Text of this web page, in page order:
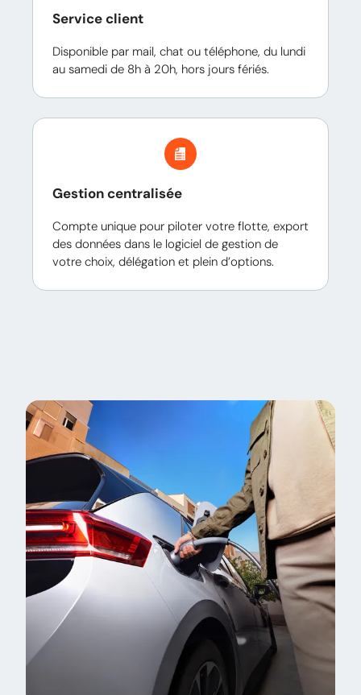
Service client
Disponible par mail, chat ou téléphone, du lundi
au samedi de 8h à 20h, hors jours fériés.
Gestion centralisée
Compte unique pour piloter votre flotte, export
des données dans le logiciel de gestion de
votre choix, délégation et plein d’options.